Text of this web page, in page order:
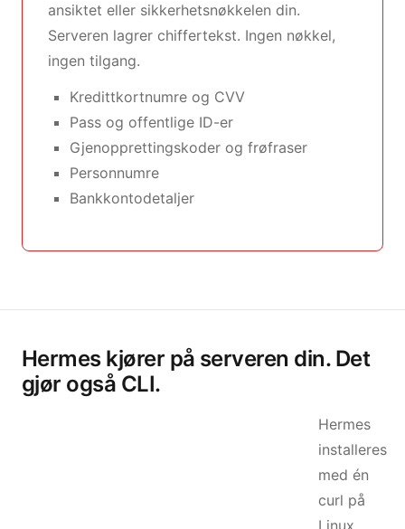
ansiktet eller sikkerhetsnøkkelen din.
Serveren lagrer chiffertekst. Ingen nøkkel,
ingen tilgang.
Kredittkortnumre og CVV
Pass og offentlige ID-er
Gjenopprettingskoder og frøfraser
Personnumre
Bankkontodetaljer
Hermes kjører på serveren din. Det
gjør også CLI.
Hermes
installeres
med én
curl på
Linux,